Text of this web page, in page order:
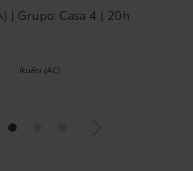
| Grupo: Casa 4 | 20h
Ikuãni (AC)
•